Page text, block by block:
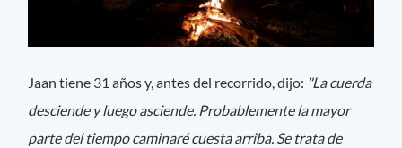
Jaan tiene 31 años y, antes del recorrido, dijo: "La cuerda
desciende y luego asciende. Probablemente la mayor
parte del tiempo caminaré cuesta arriba. Se trata de